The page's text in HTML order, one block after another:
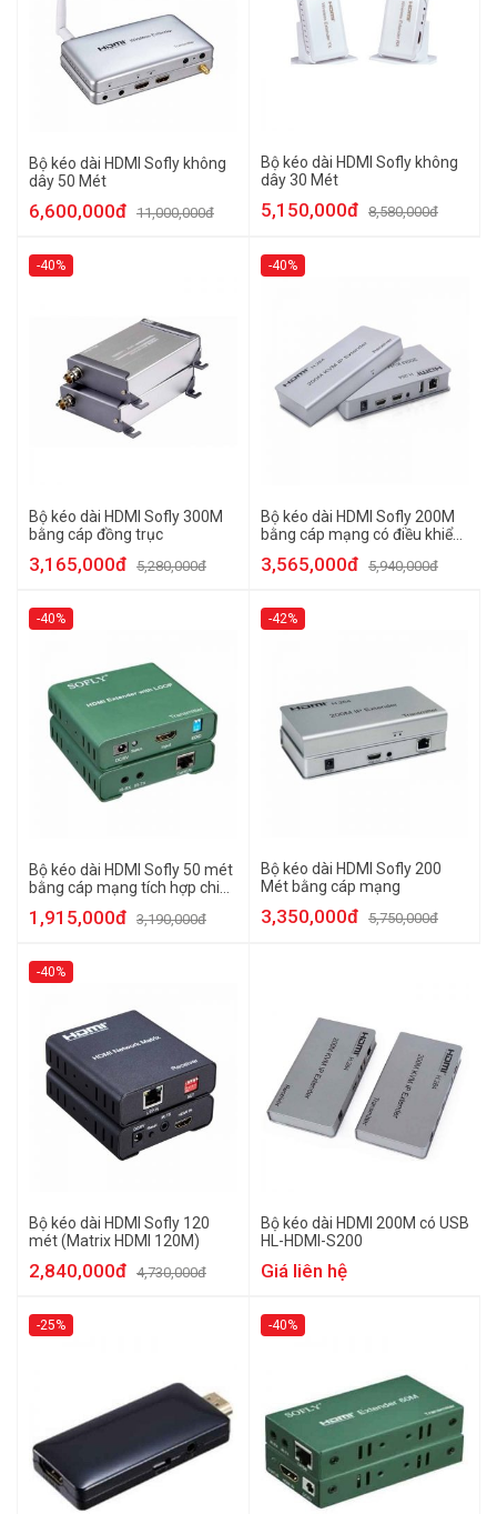
Bộ kéo dài HDMI Sofly không
dây 50 Mét
6,600,000đ 11,000,000đ
Bộ kéo dài HDMI Sofly không
dây 30 Mét
5,150,000đ 8,580,000đ
-40%
Bộ kéo dài HDMI Sofly 300M
bằng cáp đồng trục
3,165,000đ 5,280,000đ
-40%
Bộ kéo dài HDMI Sofly 200M
bằng cáp mạng có điều khiển
3,565,000đ 5,940,000đ
-40%
Bộ kéo dài HDMI Sofly 50 mét
bằng cáp mạng tích hợp chia
1,915,000đ 3,190,000đ
-42%
Bộ kéo dài HDMI Sofly 200
Mét bằng cáp mạng
3,350,000đ 5,750,000đ
-40%
Bộ kéo dài HDMI Sofly 120
mét (Matrix HDMI 120M)
2,840,000đ 4,730,000đ
Bộ kéo dài HDMI 200M có USB
HL-HDMI-S200
Giá liên hệ
-25% -40%